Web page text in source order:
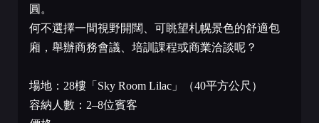
圓。
何不選擇一間視野開闊、可眺望札幌景色的舒適包
廂，舉辦商務會議、培訓課程或商業洽談呢？
場地：28樓「Sky Room Lilac」（40平方公尺）
容納人數：2–8位賓客